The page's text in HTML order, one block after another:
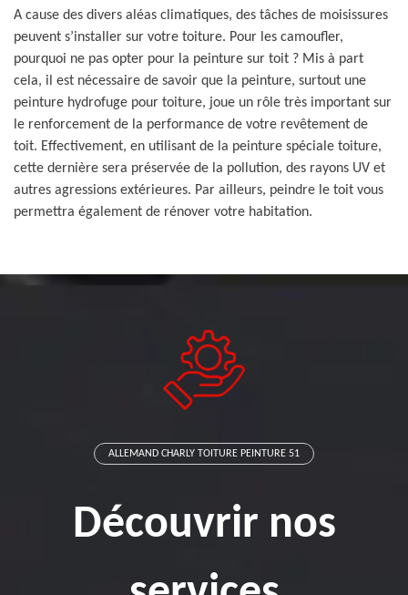
A cause des divers aléas climatiques, des tâches de moisissures
peuvent s’installer sur votre toiture. Pour les camoufler,
pourquoi ne pas opter pour la peinture sur toit ? Mis à part
cela, il est nécessaire de savoir que la peinture, surtout une
peinture hydrofuge pour toiture, joue un rôle très important sur
le renforcement de la performance de votre revêtement de
toit. Effectivement, en utilisant de la peinture spéciale toiture,
cette dernière sera préservée de la pollution, des rayons UV et
autres agressions extérieures. Par ailleurs, peindre le toit vous
permettra également de rénover votre habitation.
ALLEMAND CHARLY TOITURE PEINTURE 51
Découvrir nos